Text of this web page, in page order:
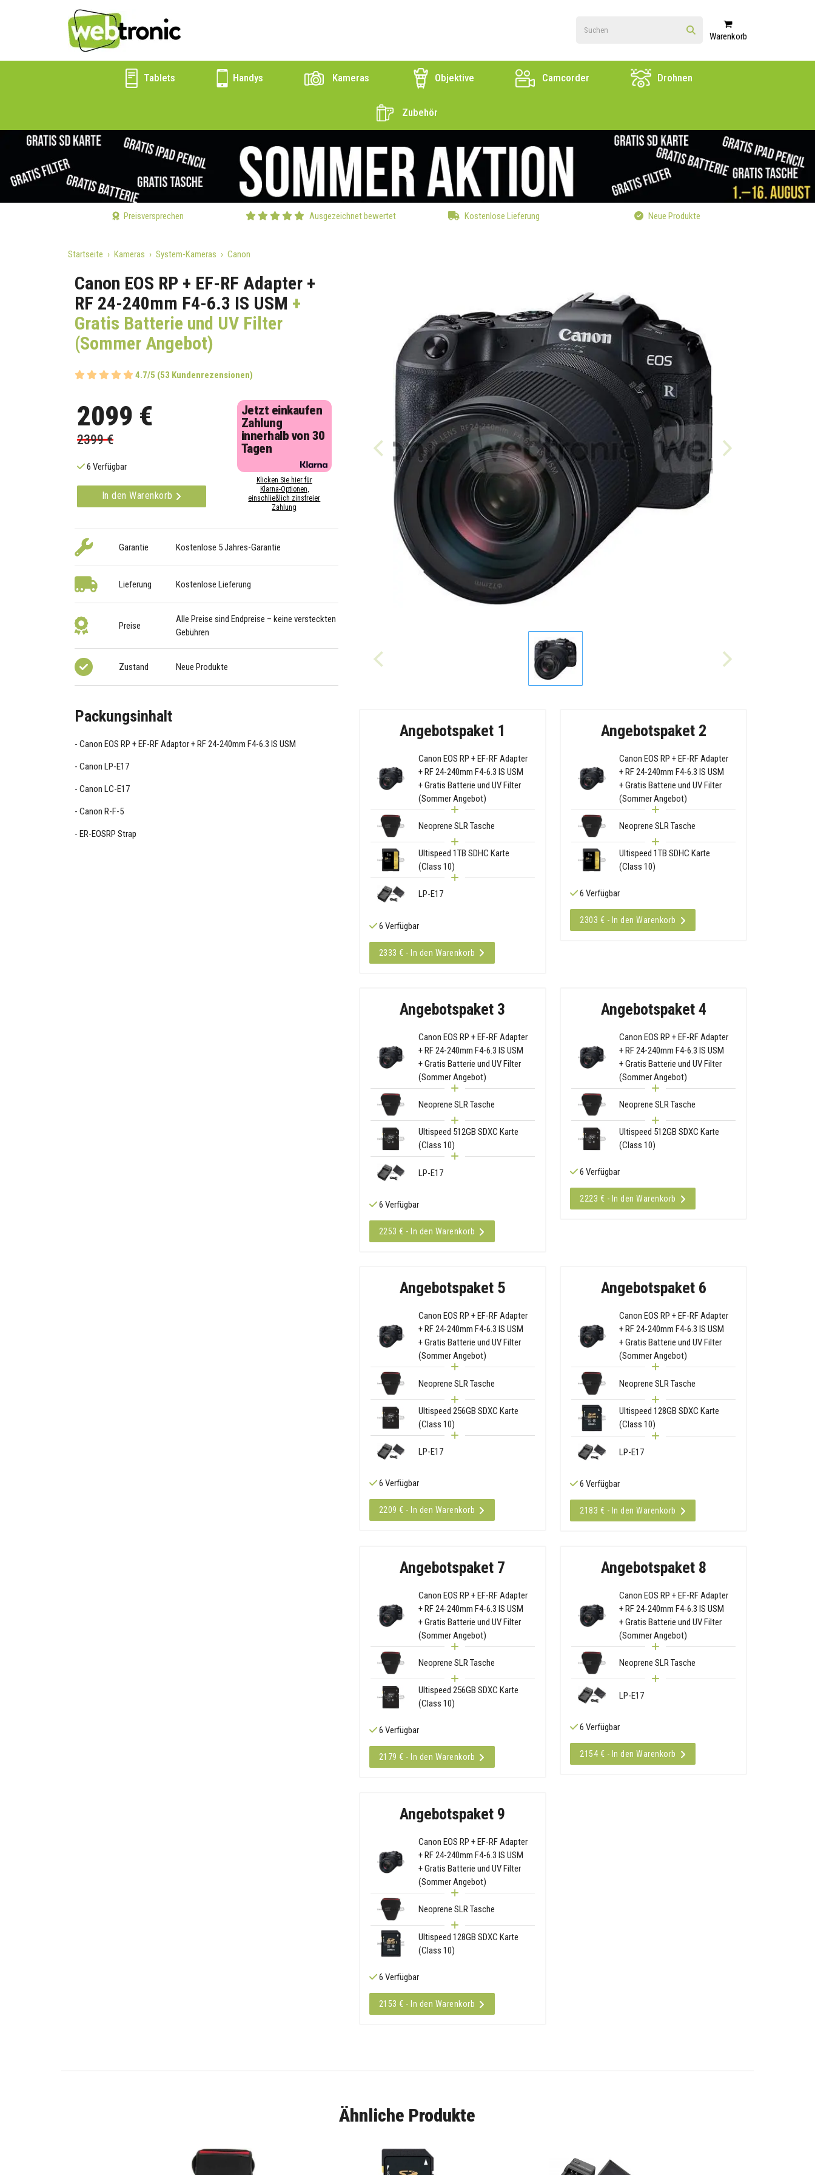
Warenkorb
Tablets Handys Kameras Objektive Camcorder Drohnen
Zubehör
Preisversprechen Ausgezeichnet bewertet Kostenlose Lieferung Neue Produkte
Startseite Kameras System-Kameras Canon
Canon EOS RP + EF-RF Adapter +
RF 24-240mm F4-6.3 IS USM +
Gratis Batterie und UV Filter
(Sommer Angebot)
4.7/5 (53 Kundenrezensionen)
2099 €
2399 €
6 Verfügbar
In den Warenkorb
Jetzt einkaufen
Zahlung
innerhalb von 30
Tagen
Klicken Sie hier für
Klarna-Optionen,
einschließlich zinsfreier
Zahlung
Garantie Kostenlose 5 Jahres-Garantie
Lieferung Kostenlose Lieferung
Preise
Alle Preise sind Endpreise – keine versteckten
Gebühren
Zustand Neue Produkte
Angebotspaket 1
Canon EOS RP + EF-RF Adapter
+ RF 24-240mm F4-6.3 IS USM
+ Gratis Batterie und UV Filter
(Sommer Angebot)
Neoprene SLR Tasche
Ultispeed 1TB SDHC Karte
(Class 10)
LP-E17
6 Verfügbar
2333 € - In den Warenkorb
Angebotspaket 2
Canon EOS RP + EF-RF Adapter
+ RF 24-240mm F4-6.3 IS USM
+ Gratis Batterie und UV Filter
(Sommer Angebot)
Neoprene SLR Tasche
Ultispeed 1TB SDHC Karte
(Class 10)
6 Verfügbar
2303 € - In den Warenkorb
Angebotspaket 3
Canon EOS RP + EF-RF Adapter
+ RF 24-240mm F4-6.3 IS USM
+ Gratis Batterie und UV Filter
(Sommer Angebot)
Neoprene SLR Tasche
Ultispeed 512GB SDXC Karte
(Class 10)
LP-E17
6 Verfügbar
2253 € - In den Warenkorb
Angebotspaket 4
Canon EOS RP + EF-RF Adapter
+ RF 24-240mm F4-6.3 IS USM
+ Gratis Batterie und UV Filter
(Sommer Angebot)
Neoprene SLR Tasche
Ultispeed 512GB SDXC Karte
(Class 10)
6 Verfügbar
2223 € - In den Warenkorb
Angebotspaket 5
Canon EOS RP + EF-RF Adapter
+ RF 24-240mm F4-6.3 IS USM
+ Gratis Batterie und UV Filter
(Sommer Angebot)
Neoprene SLR Tasche
Ultispeed 256GB SDXC Karte
(Class 10)
LP-E17
6 Verfügbar
2209 € - In den Warenkorb
Angebotspaket 6
Canon EOS RP + EF-RF Adapter
+ RF 24-240mm F4-6.3 IS USM
+ Gratis Batterie und UV Filter
(Sommer Angebot)
Neoprene SLR Tasche
Ultispeed 128GB SDXC Karte
(Class 10)
LP-E17
6 Verfügbar
2183 € - In den Warenkorb
Angebotspaket 7
Canon EOS RP + EF-RF Adapter
+ RF 24-240mm F4-6.3 IS USM
+ Gratis Batterie und UV Filter
(Sommer Angebot)
Neoprene SLR Tasche
Ultispeed 256GB SDXC Karte
(Class 10)
6 Verfügbar
2179 € - In den Warenkorb
Angebotspaket 8
Canon EOS RP + EF-RF Adapter
+ RF 24-240mm F4-6.3 IS USM
+ Gratis Batterie und UV Filter
(Sommer Angebot)
Neoprene SLR Tasche
LP-E17
6 Verfügbar
2154 € - In den Warenkorb
Angebotspaket 9
Canon EOS RP + EF-RF Adapter
+ RF 24-240mm F4-6.3 IS USM
+ Gratis Batterie und UV Filter
(Sommer Angebot)
Neoprene SLR Tasche
Ultispeed 128GB SDXC Karte
(Class 10)
6 Verfügbar
2153 € - In den Warenkorb
Packungsinhalt
Canon EOS RP + EF-RF Adaptor + RF 24-240mm F4-6.3 IS USM
Canon LP-E17
Canon LC-E17
Canon R-F-5
ER-EOSRP Strap
Ähnliche Produkte